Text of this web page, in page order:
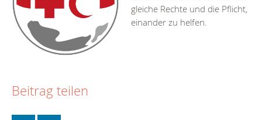
gleiche Rechte und die Pflicht,
einander zu helfen.
Beitrag teilen